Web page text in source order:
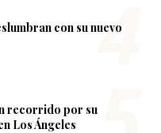
con su nuevo
recorrido por su
Los Ángeles